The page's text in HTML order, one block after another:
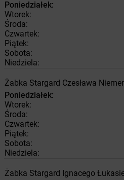
Poniedziałek:
Wtorek:
Środa:
Czwartek:
Piątek:
Sobota:
Niedziela:
Żabka Stargard Czesława
Poniedziałek:
Wtorek:
Środa:
Czwartek:
Piątek:
Sobota:
Niedziela:
Żabka Stargard Ignacego